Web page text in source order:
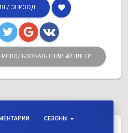
/ ЭПИЗОД favorite
ИСПОЛЬЗОВАТЬ СТАРЫЙ ПЛЕЕР
СЕЗОНЫ